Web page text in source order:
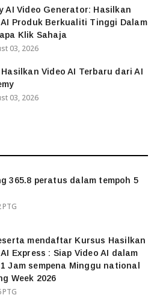
AI Video Generator: Hasilkan
AI Produk Berkualiti Tinggi Dalam
Klik Sahaja
03, 2026
Video AI Terbaru dari AI
03, 2026
365.8 peratus dalam tempoh 5
PTG
mendaftar Kursus Hasilkan
Express : Siap Video AI dalam
Jam sempena Minggu national
Week 2026
PTG